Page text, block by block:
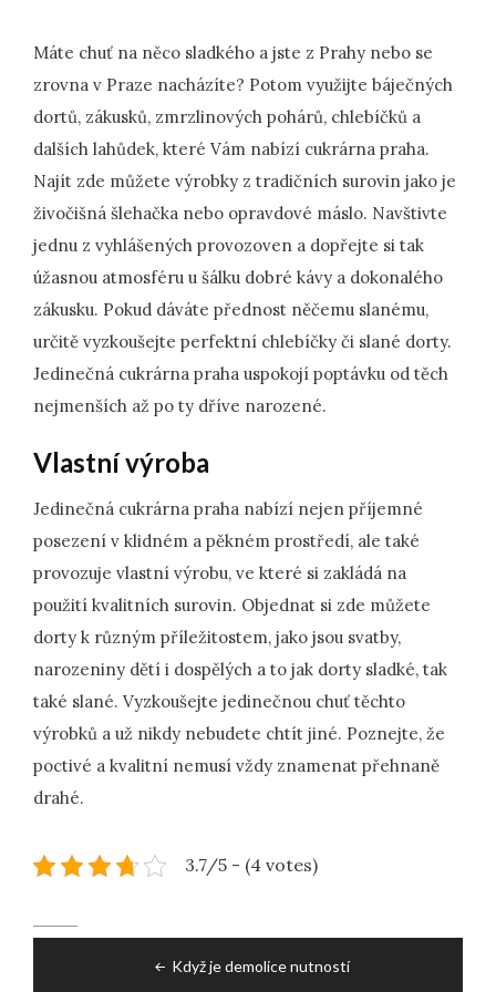
Máte chuť na něco sladkého a jste z Prahy nebo se
zrovna v Praze nacházíte? Potom využijte báječných
dortů, zákusků, zmrzlinových pohárů, chlebíčků a
dalších lahůdek, které Vám nabízí cukrárna praha.
Najít zde můžete výrobky z tradičních surovin jako je
živočišná šlehačka nebo opravdové máslo. Navštivte
jednu z vyhlášených provozoven a dopřejte si tak
úžasnou atmosféru u šálku dobré kávy a dokonalého
zákusku. Pokud dáváte přednost něčemu slanému,
určitě vyzkoušejte perfektní chlebíčky či slané dorty.
Jedinečná cukrárna praha uspokojí poptávku od těch
nejmenších až po ty dříve narozené.
Vlastní výroba
Jedinečná cukrárna praha nabízí nejen příjemné
posezení v klidném a pěkném prostředí, ale také
provozuje vlastní výrobu, ve které si zakládá na
použití kvalitních surovin. Objednat si zde můžete
dorty k různým příležitostem, jako jsou svatby,
narozeniny dětí i dospělých a to jak dorty sladké, tak
také slané. Vyzkoušejte jedinečnou chuť těchto
výrobků a už nikdy nebudete chtít jiné. Poznejte, že
poctivé a kvalitní nemusí vždy znamenat přehnaně
drahé.
3.7/5 - (4 votes)
navigation
Když je demolice nutností